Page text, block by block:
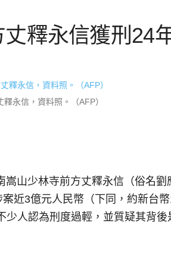
釋永信獲刑24
永信，資料照。（AFP）
嵩山少林寺前方丈釋永信（俗名劉
近3億元人民幣（下同，約新台
少人認為刑度過輕，並質疑其背後